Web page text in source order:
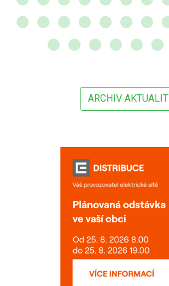
ARCHIV AKTUALIT